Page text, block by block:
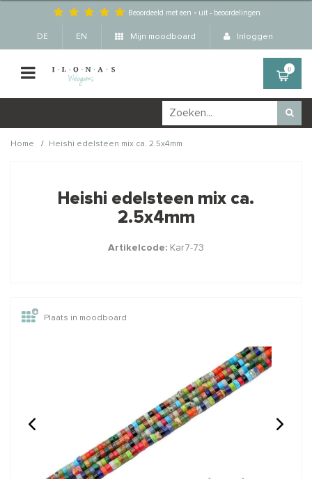
Beoordeeld met een - uit -beoordelingen
DE EN Mijn moodboard Inloggen
0
Home / Heishi edelsteen mix ca. 2.5x4mm
producten ook interessant
€6,95 Incl. btw
Howliet kleurenmix
cilinders ca. 13x4mm
Heishi edelsteen mix ca.
2.5x4mm
Artikelcode: Kar7-73
Plaats in moodboard